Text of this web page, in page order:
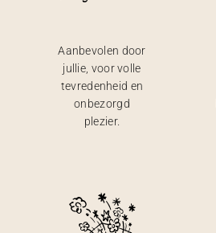
Aanbevolen door
jullie, voor volle
tevredenheid en
onbezorgd
plezier.